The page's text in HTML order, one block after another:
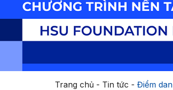
Trang chủ- Tin tức - Điểm